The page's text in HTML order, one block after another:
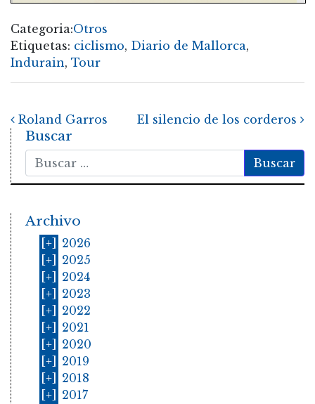
Categoria:Otros
Etiquetas: ciclismo, Diario de Mallorca,
Indurain, Tour
Post navigation
Roland Garros El silencio de los corderos
Buscar
Buscar
Archivo
[+]
2026
[+]
2025
[+]
2024
[+]
2023
[+]
2022
[+]
2021
[+]
2020
[+]
2019
[+]
2018
[+]
2017